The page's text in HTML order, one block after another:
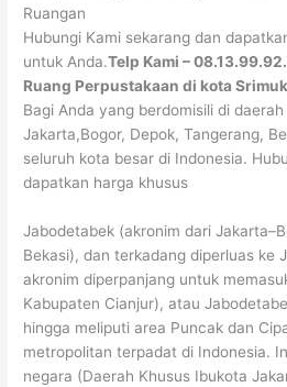
Ruangan
Hubungi Kami sekarang dan
untuk Anda.Telp Kami –
Ruang Perpustakaan di kota
Bagi Anda yang berdomisili di
Jakarta,Bogor, Depok, Tangerang,
seluruh kota besar di Indonesia.
dapatkan harga khusus
Jabodetabek (akronim dari
Bekasi), dan terkadang diperluas ke
akronim diperpanjang untuk
Kabupaten Cianjur), atau
hingga meliputi area Puncak dan
metropolitan terpadat di Indonesia.
negara (Daerah Khusus Ibukota